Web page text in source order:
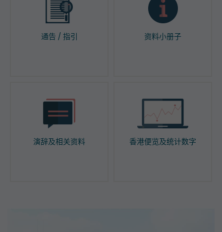
通告 / 指引 资料小册子
演辞及相关资料 香港便览及统计数字